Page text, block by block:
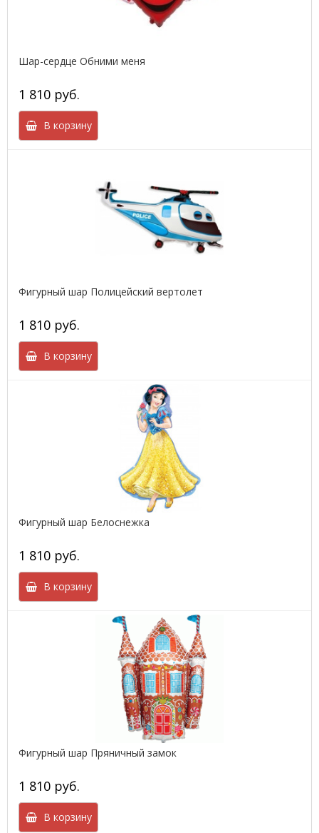
Шар-сердце Обними меня
1 810 руб.
В корзину
Фигурный шар Полицейский вертолет
1 810 руб.
В корзину
Фигурный шар Белоснежка
1 810 руб.
В корзину
Фигурный шар Пряничный замок
1 810 руб.
В корзину